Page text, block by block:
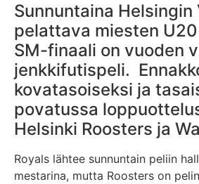
Sunnuntaina Helsingin
pelattava miesten
SM-finaali on vuoden
jenkkifutispeli.
kovatasoiseksi ja
povatussa
Helsinki Roosters ja
Royals lähtee sunnuntain peliin
mestarina, mutta Roosters on